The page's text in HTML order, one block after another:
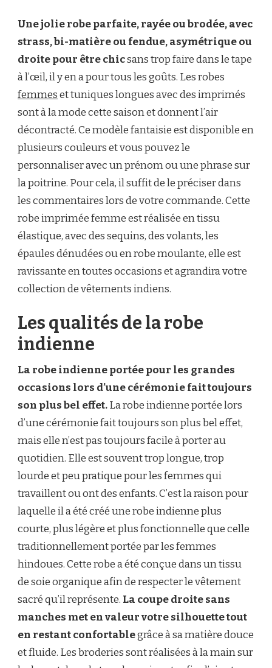
Une jolie robe parfaite, rayée ou brodée, avec
strass, bi-matière ou fendue, asymétrique ou
droite pour être chicsans trop faire dans le tape
à l’œil, il y en a pour tous les goûts. Les robes
femmeset tuniques longues avec des imprimés
sont à la mode cette saison et donnent l’air
décontracté. Ce modèle fantaisie est disponible en
plusieurs couleurs et vous pouvez le
personnaliser avec un prénom ou une phrase sur
la poitrine. Pour cela, il suffit de le préciser dans
les commentaires lors de votre commande. Cette
robe imprimée femme est réalisée en tissu
élastique, avec des sequins, des volants, les
épaules dénudées ou en robe moulante, elle est
ravissante en toutes occasions et agrandira votre
collection de vêtements indiens.
Les qualités de la robe
indienne
La robe indienne portée pour les grandes
occasions lors d’une cérémonie fait toujours
son plus bel effet.La robe indienne portée lors
d’une cérémonie fait toujours son plus bel effet,
mais elle n’est pas toujours facile à porter au
quotidien. Elle est souvent trop longue, trop
lourde et peu pratique pour les femmes qui
travaillent ou ont des enfants. C’est la raison pour
laquelle il a été créé une robe indienne plus
courte, plus légère et plus fonctionnelle que celle
traditionnellement portée par les femmes
hindoues. Cette robe a été conçue dans un tissu
de soie organique afin de respecter le vêtement
sacré qu’il représente. La coupe droite sans
manches met en valeur votre silhouette tout
en restant confortablegrâce à sa matière douce
et fluide. Les broderies sont réalisées à la main sur